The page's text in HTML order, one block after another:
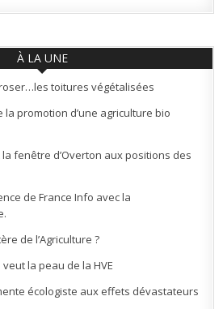
À LA UNE
toitures végétalisées
promotion d’une agriculture bio
fenêtre d’Overton aux positions des
de France Info avec la
de l’Agriculture ?
la peau de la HVE
écologiste aux effets dévastateurs